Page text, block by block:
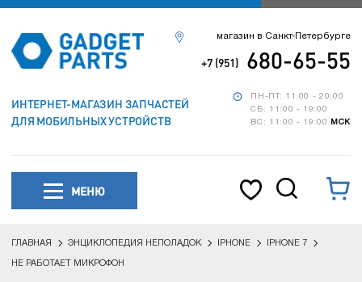
ИНТЕРНЕТ-МАГАЗИН ЗАПЧАСТЕЙ
ДЛЯ МОБИЛЬНЫХ УСТРОЙСТВ
ПН-ПТ: 11:00 - 20:00
СБ: 11:00 - 19:00
ВС: 11:00 - 19:00
МСК
магазин в Санкт-Петербурге
+7 (951) 680-65-55
МЕНЮ
ГЛАВНАЯ ЭНЦИКЛОПЕДИЯ НЕПОЛАДОК IPHONE IPHONE 7
НЕ РАБОТАЕТ МИКРОФОН